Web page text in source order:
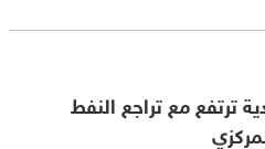
ترتفع مع تراجع النفط